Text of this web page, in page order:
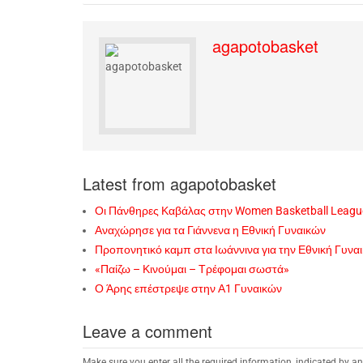
agapotobasket
Latest from agapotobasket
Οι Πάνθηρες Καβάλας στην Women Basketball
Αναχώρησε για τα Γιάννενα η Εθνική Γυναικών
Προπονητικό καμπ στα Ιωάννινα για την Εθνική
«Παίζω – Κινούμαι – Τρέφομαι σωστά»
Ο Άρης επέστρεψε στην Α1 Γυναικών
Leave a comment